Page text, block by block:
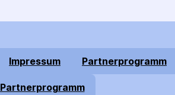
Impressum Partnerprogramm
Partnerprogramm